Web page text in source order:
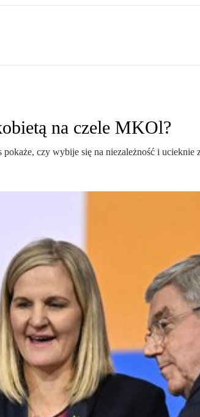
na czele MKOl?
czy wybije się na niezależność i ucieknie